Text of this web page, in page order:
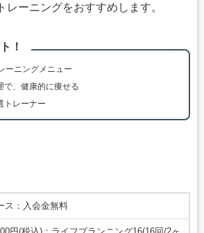
レーニングをおすすめします。
！
ーニングメニュー
で、健康的に痩せる
トレーナー
ス：入会金無料